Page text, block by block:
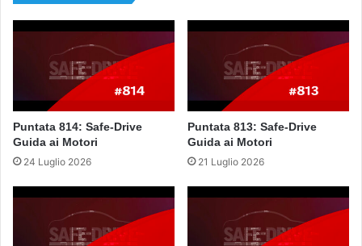
Puntata 814: Safe-Drive
Guida ai Motori
24 Luglio 2026
Puntata 813: Safe-Drive
Guida ai Motori
21 Luglio 2026